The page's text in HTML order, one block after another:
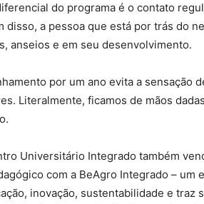
do programa é o contato
disso, a pessoa que está por trás do
anseios e em seu desenvolvimento.
por um ano evita a sensação
Literalmente, ficamos de mãos
Universitário Integrado também
com a BeAgro Integrado – um
inovação, sustentabilidade e